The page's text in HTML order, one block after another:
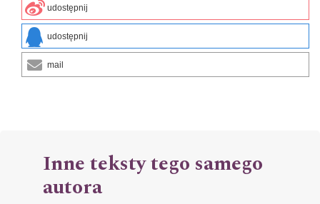
udostępnij
udostępnij
mail
Inne teksty tego samego
autora